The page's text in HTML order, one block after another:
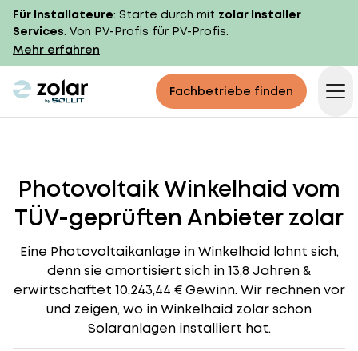
Für Installateure: Starte durch mit zolar Installer
Services. Von PV-Profis für PV-Profis.
Mehr erfahren
zolar logo Fachbetriebe finden
Photovoltaik Winkelhaid vom
TÜV-geprüften Anbieter zolar
Eine Photovoltaikanlage in Winkelhaid lohnt sich,
denn sie amortisiert sich in 13,8 Jahren &
erwirtschaftet 10.243,44 € Gewinn. Wir rechnen vor
und zeigen, wo in Winkelhaid zolar schon
Solaranlagen installiert hat.